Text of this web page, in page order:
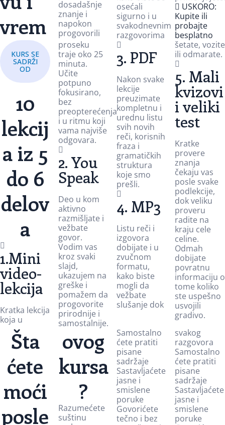
vrem
dosadašnje
znanje i
napokon
progovorili
osećali
sigurno i u
svakodnevnim
razgovorima
USKORO:
Kupite ili
probajte
besplatno
KURS SE
SADRŽI
OD
10
lekcij
a iz 5
do 6
delov
a
1.Mini
video-
lekcija
Kratka lekcija
koja u
proseku
traje oko 25
minuta.
Učite
potpuno
fokusirano,
bez
preopterećenja
i u ritmu koji
vama najviše
odgovara.
2. You
Speak
Deo u kom
aktivno
razmišljate i
vežbate
govor.
Vodim vas
kroz svaki
slajd,
ukazujem na
greške i
pomažem da
progovorite
prirodnije i
samostalnije.
3. PDF
Nakon svake
lekcije
preuzimate
kompletnu i
urednu listu
svih novih
reči, korisnih
fraza i
gramatičkih
struktura
koje smo
prešli.
4. MP3
Listu reči i
izgovora
dobijate i u
zvučnom
formatu,
kako biste
mogli da
vežbate
slušanje dok
šetate, vozite
ili odmarate.
5. Mali
kvizovi
i veliki
test
Kratke
provere
znanja
čekaju vas
posle svake
podlekcije,
dok veliku
proveru
radite na
kraju cele
celine.
Odmah
dobijate
povratnu
informaciju o
tome koliko
ste uspešno
usvojili
gradivo.
Šta
ćete
moći
posle
ovog
kursa
?
Razumećete
suštinu
Samostalno
ćete pratiti
pisane
sadržaje
Sastavljaćete
jasne i
smislene
poruke
Govorićete
tečno i bez
svakog
razgovora
Samostalno
ćete pratiti
pisane
sadržaje
Sastavljaćete
jasne i
smislene
poruke